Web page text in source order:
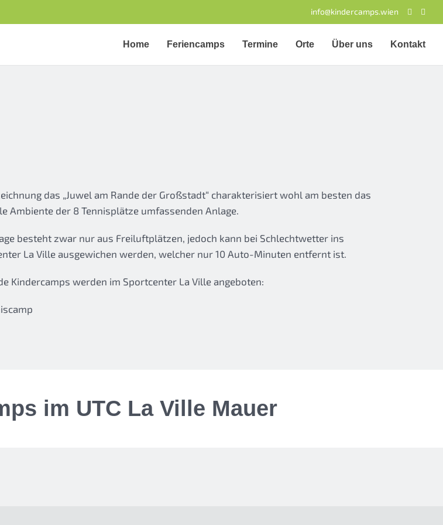
info@kindercamps.wien
Home Feriencamps Termine Orte Über uns Kontakt
das „Juwel am Rande der Großstadt“ charakterisiert wohl am besten das
Ambiente der 8 Tennisplätze umfassenden Anlage.
besteht zwar nur aus Freiluftplätzen, jedoch kann bei Schlechtwetter ins
La Ville ausgewichen werden, welcher nur 10 Auto-Minuten entfernt ist.
Kindercamps werden im Sportcenter La Ville angeboten:
im UTC La Ville Mauer